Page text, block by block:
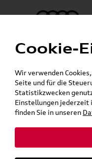
Menü
24h-Pannenhilfe:+49
Gerade geöffnet
Verkauf:Mo. - Fr. 08:00 -
Service:Mo. - Fr. 06:00 -
Zurück zur Startseite
Cookie-
Wir verwenden
Seite und für die
Statistikzwecken
Einstellungen
finden Sie in unseren